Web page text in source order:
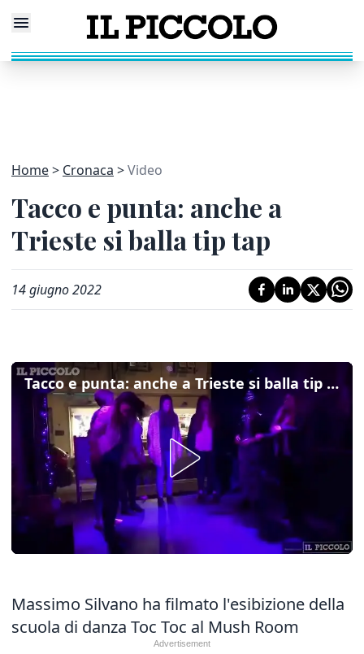
Home Cronaca Video
Tacco e punta: anche a
Trieste si balla tip tap
14 giugno 2022
Tacco e punta: anche a Trieste si balla tip tap
Massimo Silvano ha filmato l'esibizione della
scuola di danza Toc Toc al Mush Room